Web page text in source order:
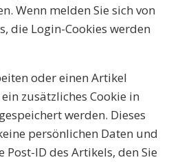
Wenn melden Sie sich von
die Login-Cookies werden
oder einen Artikel
zusätzliches Cookie in
werden. Dieses
persönlichen Daten und
Post-ID des Artikels, den Sie